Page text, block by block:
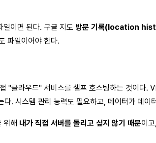
이면 된다. 구글 지도 방문 기록(location
도 파일이어야 한다.
"클라우드" 서비스를 셀프 호스팅하는 것이다
다. 시스템 관리 능력도 필요하고, 데이터가 데
위해 내가 직접 서버를 돌리고 싶지 않기 때문이